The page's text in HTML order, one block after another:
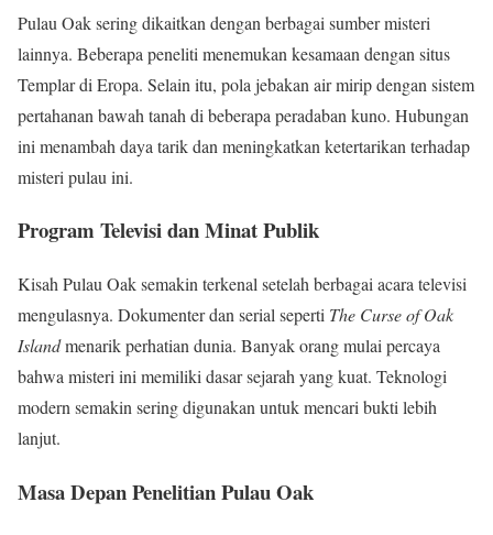
Pulau Oak sering dikaitkan dengan berbagai sumber misteri
lainnya. Beberapa peneliti menemukan kesamaan dengan situs
Templar di Eropa. Selain itu, pola jebakan air mirip dengan sistem
pertahanan bawah tanah di beberapa peradaban kuno. Hubungan
ini menambah daya tarik dan meningkatkan ketertarikan terhadap
misteri pulau ini.
Program Televisi dan Minat Publik
Kisah Pulau Oak semakin terkenal setelah berbagai acara televisi
mengulasnya. Dokumenter dan serial seperti The Curse of Oak
Islandmenarik perhatian dunia. Banyak orang mulai percaya
bahwa misteri ini memiliki dasar sejarah yang kuat. Teknologi
modern semakin sering digunakan untuk mencari bukti lebih
lanjut.
Masa Depan Penelitian Pulau Oak